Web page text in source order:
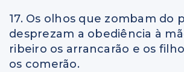
17. Os olhos que zombam do
desprezam a obediência à
ribeiro os arrancarão e os
os comerão.